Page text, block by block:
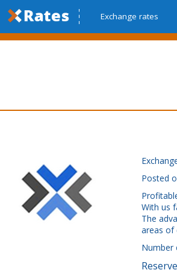
Exchange rates
Posted
With us
The
areas of
Number